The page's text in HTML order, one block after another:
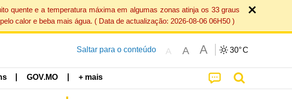
quente e a temperatura máxima em algumas zonas atinja os 33 graus
calor e beba mais água. ( Data de actualização: 2026-08-06 06H50 )
Saltar para o conteúdo A A A 30°C
GOV.MO + mais